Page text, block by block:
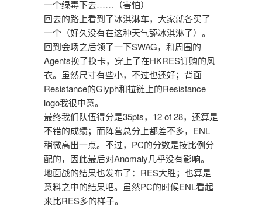
一个绿毒下去……（害怕）
回去的路上看到了冰淇淋车，大家就各买了
一个（好久没有在这种天气舔冰淇淋了）。
回到会场之后领了一下SWAG，和周围的
Agents换了换卡，穿上了在HKRES订购的风
衣。虽然尺寸有些小，不过也还好；背面
Resistance的Glyph和拉链上的Resistance
logo我很中意。
最终我们队伍得分是35pts，12 of 28，还算是
不错的成绩；而阵营总分上都差不多，ENL
稍微高出一点。不过，PC的分数是按比例分
配的，因此最后对Anomaly几乎没有影响。
地面战的结果也发布了：RES大胜；也算是
意料之中的结果吧。虽然PC的时候ENL看起
来比RES多的样子。